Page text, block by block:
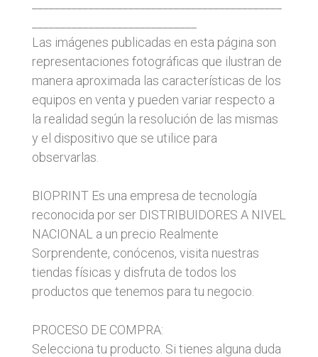
Las imágenes publicadas en esta página son
representaciones fotográficas que ilustran de
manera aproximada las características de los
equipos en venta y pueden variar respecto a
la realidad según la resolución de las mismas
y el dispositivo que se utilice para
observarlas.
BIOPRINT Es una empresa de tecnología
reconocida por ser DISTRIBUIDORES A NIVEL
NACIONAL a un precio Realmente
Sorprendente, conócenos, visita nuestras
tiendas físicas y disfruta de todos los
productos que tenemos para tu negocio.
PROCESO DE COMPRA:
Selecciona tu producto. Si tienes alguna duda